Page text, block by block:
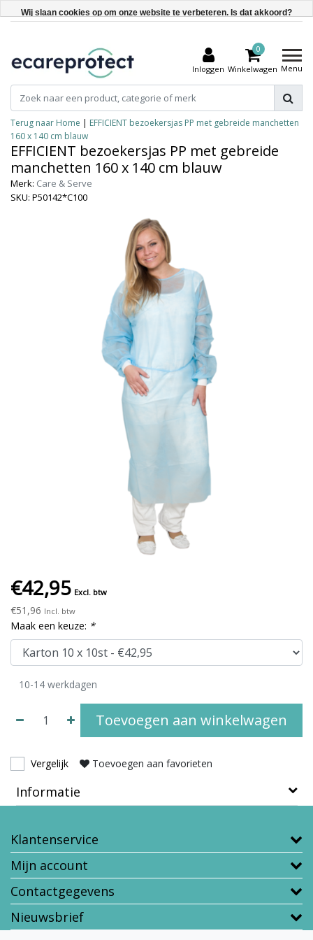
Inloggen
0
Winkelwagen Menu
Terug naar Home | EFFICIENT bezoekersjas PP met gebreide manchetten
160 x 140 cm blauw
EFFICIENT bezoekersjas PP met gebreide
manchetten 160 x 140 cm blauw
Merk: Care & Serve
SKU: P50142*C100
€42,95 Excl. btw
€51,96 Incl. btw
Maak een keuze: *
10-14 werkdagen
Toevoegen aan winkelwagen
Vergelijk Toevoegen aan favorieten
Informatie
Klantenservice
Mijn account
Contactgegevens
Nieuwsbrief
Wij slaan cookies op om onze website te verbeteren. Is dat akkoord?